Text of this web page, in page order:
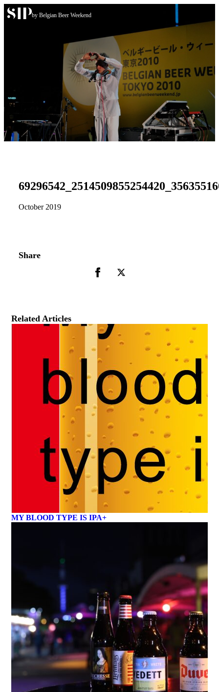
Skip to content
by Belgian Beer Weekend
October 2019
Share
Related Articles
MY BLOOD TYPE IS IPA+